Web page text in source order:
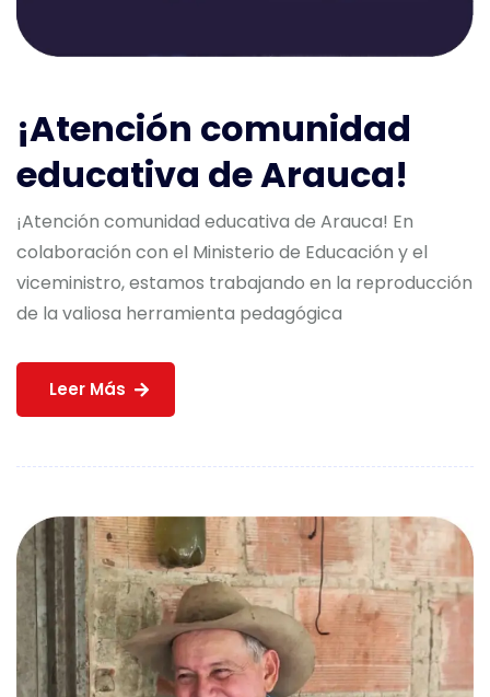
¡Atención comunidad
educativa de Arauca!
¡Atención comunidad educativa de Arauca! En
colaboración con el Ministerio de Educación y el
viceministro, estamos trabajando en la reproducción
de la valiosa herramienta pedagógica
Leer Más